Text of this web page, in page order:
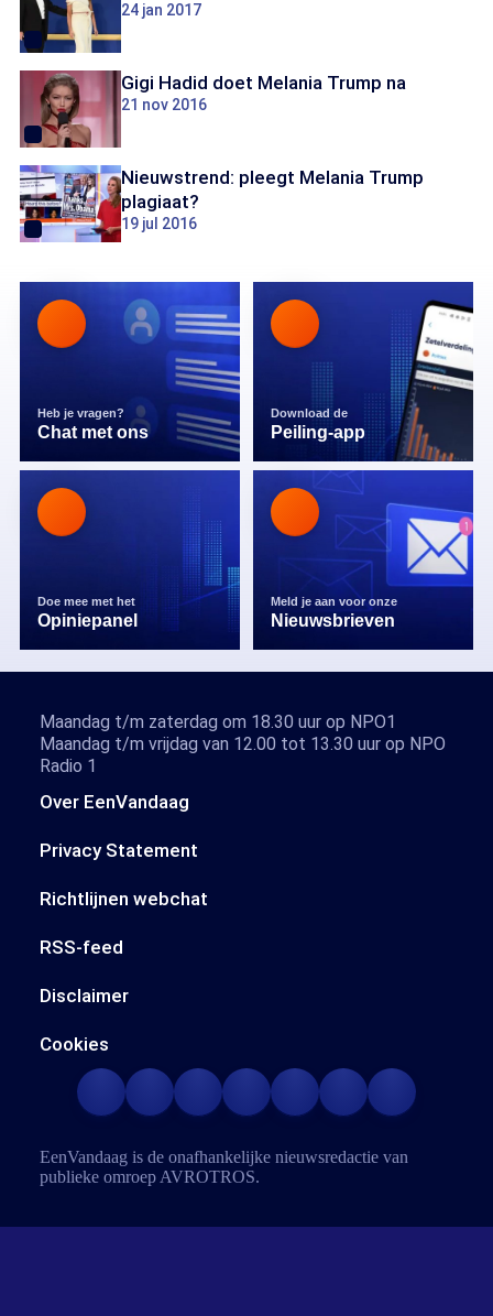
24 jan 2017
Gigi Hadid doet Melania Trump na
21 nov 2016
Nieuwstrend: pleegt Melania Trump
plagiaat?
19 jul 2016
Heb je vragen?
Chat met ons
Download de
Peiling-app
Doe mee met het
Opiniepanel
Meld je aan voor onze
Nieuwsbrieven
Over EenVandaag
Privacy Statement
Richtlijnen webchat
RSS-feed
Disclaimer
Cookies
Maandag t/m zaterdag om 18.30 uur op NPO1
Maandag t/m vrijdag van 12.00 tot 13.30 uur op NPO
Radio 1
EenVandaag is de onafhankelijke nieuwsredactie van
publieke omroep AVROTROS.